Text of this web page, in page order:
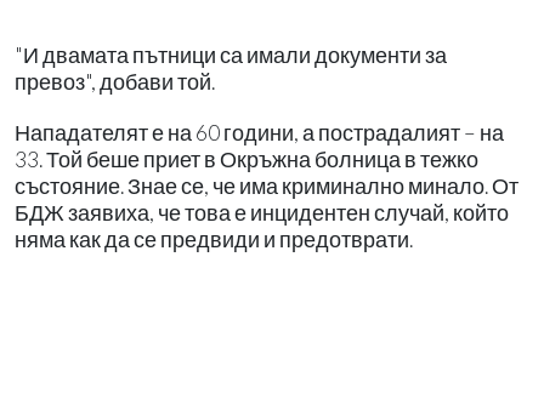
"И двамата пътници са имали документи за
превоз", добави той.
Нападателят е на 60 години, а пострадалият – на
33. Той беше приет в Окръжна болница в тежко
състояние. Знае се, че има криминално минало. От
БДЖ заявиха, че това е инцидентен случай, който
няма как да се предвиди и предотврати.